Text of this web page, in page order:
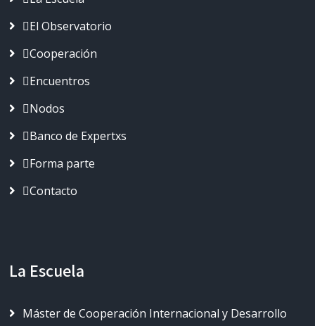
El Observatorio
Cooperación
Encuentros
Nodos
Banco de Expertxs
Forma parte
Contacto
La Escuela
Máster de Cooperación Internacional y Desarrollo